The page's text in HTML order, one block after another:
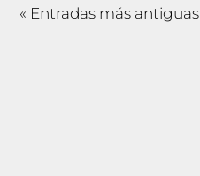
« Entradas más antiguas